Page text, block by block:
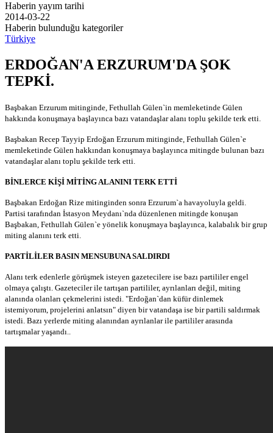
Haberin yayım tarihi
2014-03-22
Haberin bulunduğu kategoriler
Türkiye
ERDOĞAN'A ERZURUM'DA ŞOK
TEPKİ.
Başbakan Erzurum mitinginde, Fethullah Gülen`in memleketinde Gülen
hakkında konuşmaya başlayınca bazı vatandaşlar alanı toplu şekilde terk etti.
Başbakan Recep Tayyip Erdoğan Erzurum mitinginde, Fethullah Gülen`e
memleketinde Gülen hakkından konuşmaya başlayınca mitingde bulunan bazı
vatandaşlar alanı toplu şekilde terk etti.
BİNLERCE KİŞİ MİTİNG ALANINI TERK ETTİ
Başbakan Erdoğan Rize mitinginden sonra Erzurum`a havayoluyla geldi.
Partisi tarafından İstasyon Meydanı`nda düzenlenen mitingde konuşan
Başbakan, Fethullah Gülen`e yönelik konuşmaya başlayınca, kalabalık bir grup
miting alanını terk etti.
PARTİLİLER BASIN MENSUBUNA SALDIRDI
Alanı terk edenlerle görüşmek isteyen gazetecilere ise bazı partililer engel
olmaya çalıştı. Gazeteciler ile tartışan partililer, ayrılanları değil, miting
alanında olanları çekmelerini istedi. "Erdoğan`dan küfür dinlemek
istemiyorum, projelerini anlatsın" diyen bir vatandaşa ise bir partili saldırmak
istedi. Bazı yerlerde miting alanından ayrılanlar ile partililer arasında
tartışmalar yaşandı..